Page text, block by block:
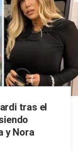
tras el
y Nora